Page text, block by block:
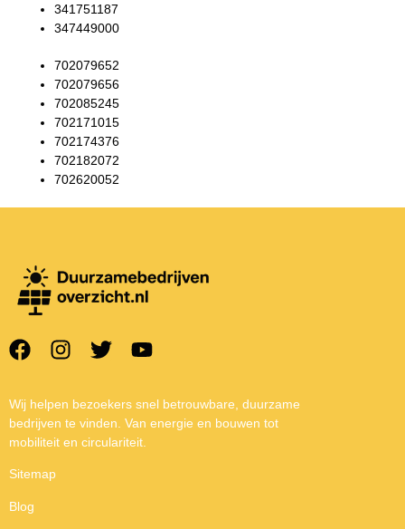
341751187
347449000
702079652
702079656
702085245
702171015
702174376
702182072
702620052
Wij helpen bezoekers snel betrouwbare, duurzame
bedrijven te vinden. Van energie en bouwen tot
mobiliteit en circulariteit.
Sitemap
Blog